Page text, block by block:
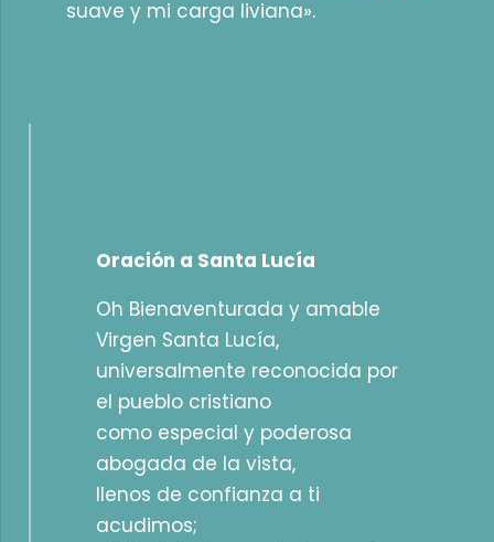
suave y mi carga liviana».
Oración a Santa Lucía
Oh Bienaventurada y amable
Virgen Santa Lucía,
universalmente reconocida por
el pueblo cristiano
como especial y poderosa
abogada de la vista,
llenos de confianza a ti
acudimos;